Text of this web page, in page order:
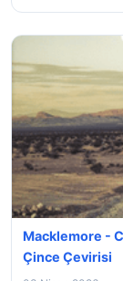
Macklemore -
Çince Çevirisi